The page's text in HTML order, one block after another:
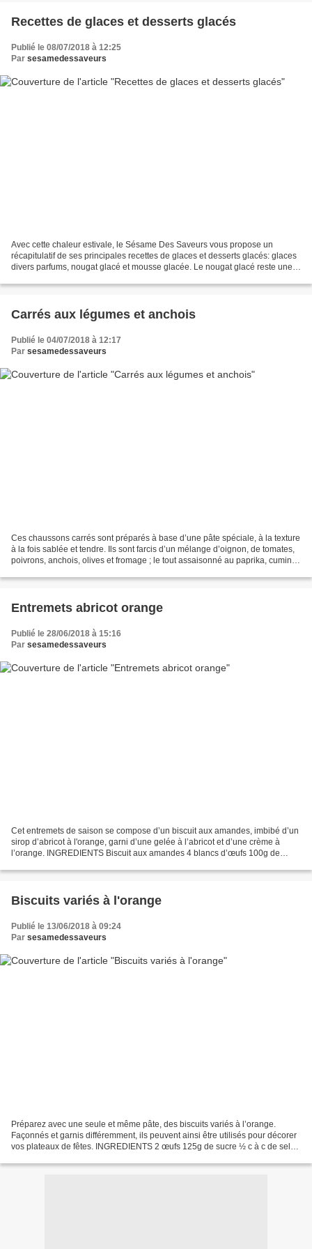
Recettes de glaces et desserts glacés
Publié le 08/07/2018 à 12:25
Par sesamedessaveurs
Avec cette chaleur estivale, le Sésame Des Saveurs vous propose un
récapitulatif de ses principales recettes de glaces et desserts glacés: glaces
divers parfums, nougat glacé et mousse glacée. Le nougat glacé reste une
Carrés aux légumes et anchois
Publié le 04/07/2018 à 12:17
Par sesamedessaveurs
Ces chaussons carrés sont préparés à base d’une pâte spéciale, à la texture
à la fois sablée et tendre. Ils sont farcis d’un mélange d’oignon, de tomates,
poivrons, anchois, olives et fromage ; le tout assaisonné au paprika, cumin et
Entremets abricot orange
Publié le 28/06/2018 à 15:16
Par sesamedessaveurs
Cet entremets de saison se compose d’un biscuit aux amandes, imbibé d’un
sirop d’abricot à l'orange, garni d’une gelée à l’abricot et d’une crème à
l’orange. INGREDIENTS Biscuit aux amandes 4 blancs d’œufs 100g de
Biscuits variés à l'orange
Publié le 13/06/2018 à 09:24
Par sesamedessaveurs
Préparez avec une seule et même pâte, des biscuits variés à l’orange.
Façonnés et garnis différemment, ils peuvent ainsi être utilisés pour décorer
vos plateaux de fêtes. INGREDIENTS 2 œufs 125g de sucre ½ c à c de sel